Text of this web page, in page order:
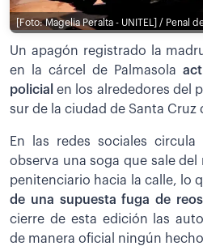
[Foto: Magelia Peralta - UNITEL] / Penal
Un apagón registrado la
en la cárcel de Palmasola
policialen los alrededores del
sur de la ciudad de Santa Cruz
En las redes sociales
observa una soga que sale
penitenciario hacia la calle, lo
de una supuesta fuga de
cierre de esta edición las
de manera oficial ningún